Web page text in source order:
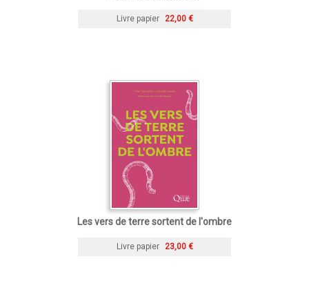
Livre papier 22,00 €
Les vers de terre sortent de l'ombre
Livre papier 23,00 €